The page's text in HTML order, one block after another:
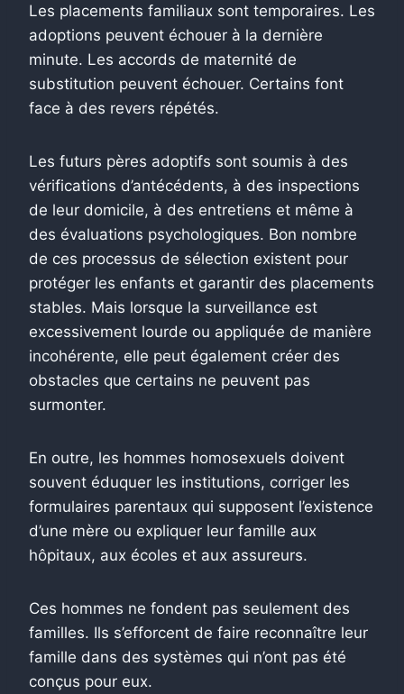
Les placements familiaux sont temporaires. Les
adoptions peuvent échouer à la dernière
minute. Les accords de maternité de
substitution peuvent échouer. Certains font
face à des revers répétés.
Les futurs pères adoptifs sont soumis à des
vérifications d’antécédents, à des inspections
de leur domicile, à des entretiens et même à
des évaluations psychologiques. Bon nombre
de ces processus de sélection existent pour
protéger les enfants et garantir des placements
stables. Mais lorsque la surveillance est
excessivement lourde ou appliquée de manière
incohérente, elle peut également créer des
obstacles que certains ne peuvent pas
surmonter.
En outre, les hommes homosexuels doivent
souvent éduquer les institutions, corriger les
formulaires parentaux qui supposent l’existence
d’une mère ou expliquer leur famille aux
hôpitaux, aux écoles et aux assureurs.
Ces hommes ne fondent pas seulement des
familles. Ils s’efforcent de faire reconnaître leur
famille dans des systèmes qui n’ont pas été
conçus pour eux.